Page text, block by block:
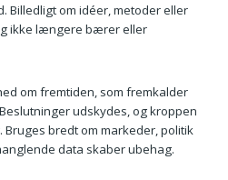
Billedligt om idéer, metoder eller
ikke længere bærer eller
om fremtiden, som fremkalder
udskydes, og kroppen
bredt om markeder, politik
data skaber ubehag.